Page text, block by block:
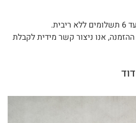
אנו ניצור קשר מידית לקבלת